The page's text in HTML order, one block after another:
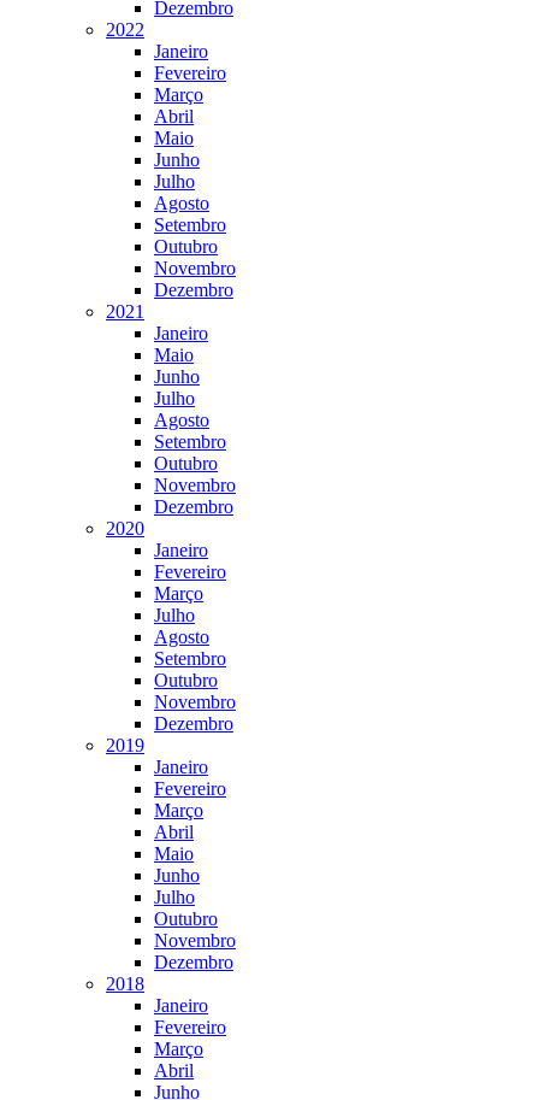
Dezembro
2022
Janeiro
Fevereiro
Março
Abril
Maio
Junho
Julho
Agosto
Setembro
Outubro
Novembro
Dezembro
2021
Janeiro
Maio
Junho
Julho
Agosto
Setembro
Outubro
Novembro
Dezembro
2020
Janeiro
Fevereiro
Março
Julho
Agosto
Setembro
Outubro
Novembro
Dezembro
2019
Janeiro
Fevereiro
Março
Abril
Maio
Junho
Julho
Outubro
Novembro
Dezembro
2018
Janeiro
Fevereiro
Março
Abril
Junho